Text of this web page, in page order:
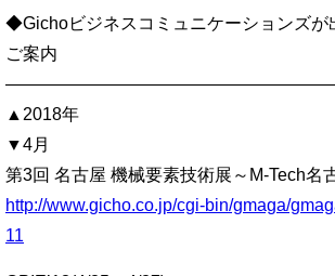
◆Gichoビジネスコミュニケーションズが
ご案内
▲2018年
▼4月
第3回 名古屋 機械要素技術展～M-Tech名
http://www.gicho.co.jp/cgi-bin/gmaga/
11